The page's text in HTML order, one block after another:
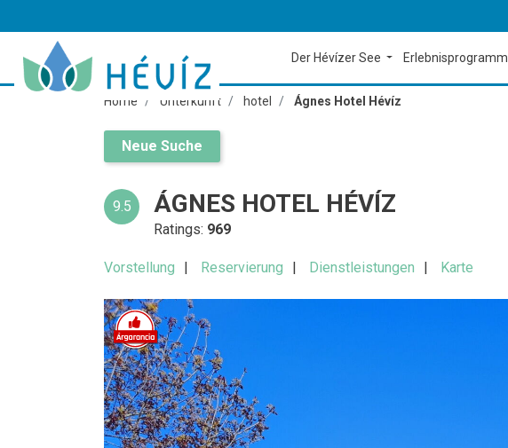
Der Hévízer See Erlebnisprogramm
Home Unterkunft hotel Ágnes Hotel Hévíz
Neue Suche
9.5 ÁGNES HOTEL HÉVÍZ
Ratings: 969
Vorstellung Reservierung Dienstleistungen Karte